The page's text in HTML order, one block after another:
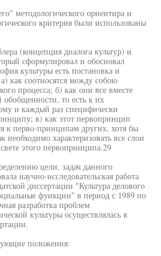
методологического ориентира и
критерия были использованы
(концепция диалога культур) и
сформулировал и обосновал
культуры есть постановка и
как соотносятся между собою
процесса; б) как они все вместе
обобщенности, то есть к их
и каждый раз специфически
в) как этот первопринцип
к перво-принципам других, хотя бы
характеризовать все слои
этого первопринципа.29
цели, задач данного
научно-исследовательская работа
диссертации "Культура делового
функции" в период с 1989 по
разработка проблем
культуры осуществлялась в
положения: